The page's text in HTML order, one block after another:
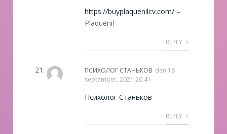
https://buyplaquenilcv.com/ –
Plaquenil
REPLY
ПСИХОЛОГ СТАНЬКОВ den 18
september, 2021 20:41
Психолог Станьков
REPLY